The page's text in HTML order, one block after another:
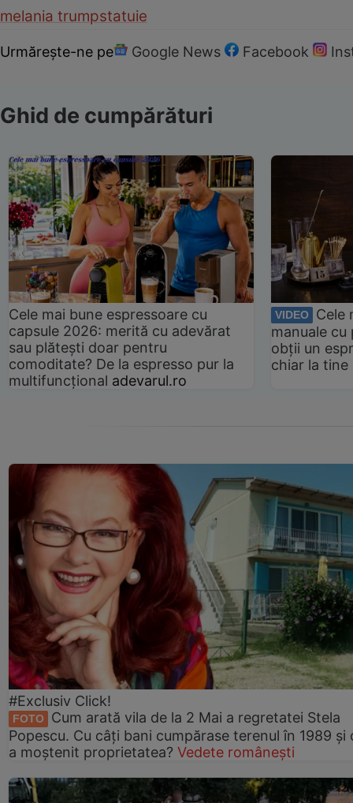
melania trumpstatuie
Urmărește-ne pe Google News Facebook
Ghid de cumpărături
Cele mai bune espressoare cu
capsule 2026: merită cu adevărat
sau plătești doar pentru
comoditate? De la espresso pur la
multifuncțional adevarul.ro
VIDEO
Cele
manuale
obții un
chiar la tine
#Exclusiv Click!
FOTO
Cum arată vila de la 2 Mai a regretatei Stela
Popescu. Cu câți bani cumpărase terenul în 1989 și
a moștenit proprietatea? Vedete românești